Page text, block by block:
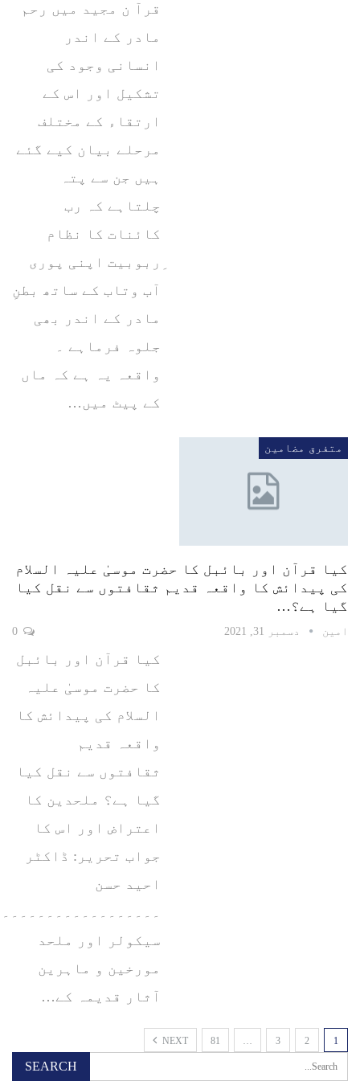
قرآ ن مجید میں رحم
مادر کے اندر
انسانی وجود کی
تشکیل اور اس کے
ارتقاء کے مختلف
مرحلے بیان کیے گئے
ہیں جن سے پتہ
چلتاہے کہ رب
کائنات کا نظام
ِربوبیت اپنی پوری
آب وتاب کے ساتھ بطنِ
مادر کے اندر بھی
جلوہ فرماہے ۔
واقعہ یہ ہے کہ ماں
کے پیٹ میں…
متفرق مضامین
کیا قرآن اور بائبل کا حضرت موسیٰ علیہ السلام
کی پیدائش کا واقعہ قدیم ثقافتوں سے نقل کیا
گیا ہے؟…
امین دسمبر 31, 2021
کیا قرآن اور بائبل
کا حضرت موسیٰ علیہ
السلام کی پیدائش کا
واقعہ قدیم
ثقافتوں سے نقل کیا
گیا ہے؟ ملحدین کا
اعتراض اور اس کا
جواب تحریر: ڈاکٹر
احید حسن
سیکولر اور ملحد
مورخین و ماہرین
آثار قدیمہ کے…
1
2
3
81
NEXT